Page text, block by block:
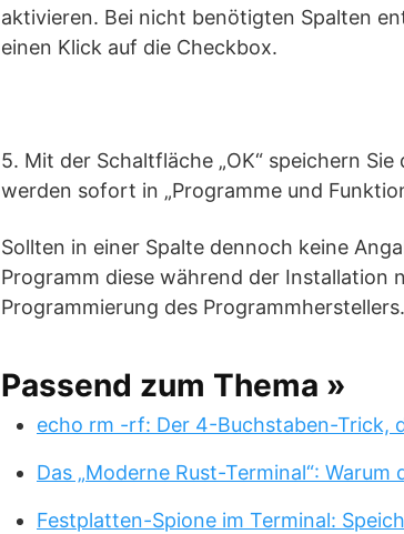
aktivieren. Bei nicht benötigten Spalten
einen Klick auf die Checkbox.
5. Mit der Schaltfläche „OK“ speichern
werden sofort in „Programme und
Sollten in einer Spalte dennoch keine
Programm diese während der Installation
Programmierung des Programmherstellers.
Passend zum Thema »
echo rm -rf: Der 4-Buchstaben-Trick,
Das „Moderne Rust-Terminal“: Warum
Festplatten-Spione im Terminal: